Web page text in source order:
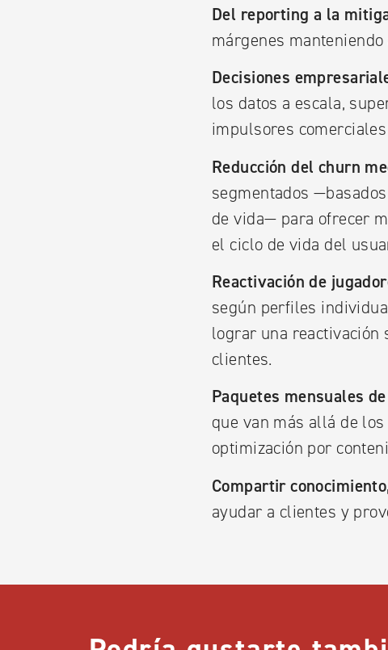
Del reporting a la
márgenes
Decisiones
los datos a escala,
impulsores
Reducción del churn
segmentados
de vida— para ofrecer
el ciclo de vida del
Reactivación de
según perfiles
lograr una reactivación
clientes.
Paquetes mensuales
que van más allá de
optimización por
Compartir
ayudar a clientes y